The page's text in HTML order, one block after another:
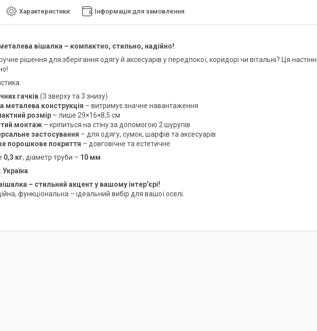
Характеристики Інформація для замовлення
вішалка – компактно, стильно, надійно!
рішення для зберігання одягу й аксесуарів у передпокої, коридорі чи вітальні? Ця
гачків(3 зверху та 3 знизу)
металева конструкція – витримує значне навантаження
розмір – лише 29×16×8,5 см
монтаж – кріпиться на стіну за допомогою 2 шурупів
застосування – для одягу, сумок, шарфів та аксесуарів
порошкове покриття – довговічне та естетичне
0,3 кг, діаметр труби – 10 мм
– стильний акцент у вашому інтер'єрі!
функціональна – ідеальний вибір для вашої оселі.